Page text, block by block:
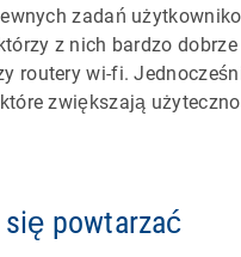
zadań
z nich bardzo
routery wi-fi.
zwiększają
powtarzać